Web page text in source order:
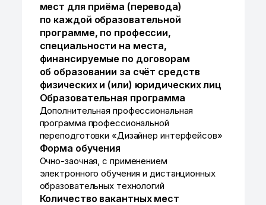
мест для приёма (перевода)
по каждой образовательной
программе, по профессии,
специальности на места,
финансируемые по договорам
об образовании за счёт средств
физических и (или) юридических лиц
Образовательная программа
Дополнительная профессиональная
программа профессиональной
переподготовки «Дизайнер интерфейсов»
Форма обучения
Очно-заочная, с применением
электронного обучения и дистанционных
образовательных технологий
Количество вакантных мест